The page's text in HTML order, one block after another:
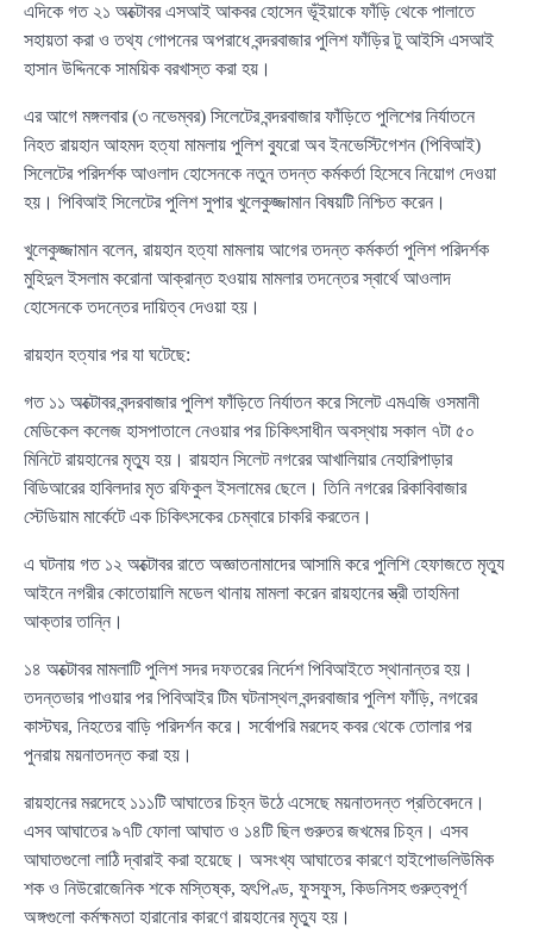
এদিকে গত ২১ অক্টোবর এসআই আকবর হোসেন ভূঁইয়াকে ফাঁড়ি থেকে পালাতে
সহায়তা করা ও তথ্য গোপনের অপরাধে বন্দরবাজার পুলিশ ফাঁড়ির টু আইসি এসআই
হাসান উদ্দিনকে সাময়িক বরখাস্ত করা হয়।
এর আগে মঙ্গলবার (৩ নভেম্বর) সিলেটের বন্দরবাজার ফাঁড়িতে পুলিশের নির্যাতনে
নিহত রায়হান আহমদ হত্যা মামলায় পুলিশ ব্যুরো অব ইনভেস্টিগেশন (পিবিআই)
সিলেটের পরিদর্শক আওলাদ হোসেনকে নতুন তদন্ত কর্মকর্তা হিসেবে নিয়োগ দেওয়া
হয়। পিবিআই সিলেটের পুলিশ সুপার খুলেকুজ্জামান বিষয়টি নিশ্চিত করেন।
খুলেকুজ্জামান বলেন, রায়হান হত্যা মামলায় আগের তদন্ত কর্মকর্তা পুলিশ পরিদর্শক
মুহিদুল ইসলাম করোনা আক্রান্ত হওয়ায় মামলার তদন্তের স্বার্থে আওলাদ
হোসেনকে তদন্তের দায়িত্ব দেওয়া হয়।
রায়হান হত্যার পর যা ঘটেছে:
গত ১১ অক্টোবর বন্দরবাজার পুলিশ ফাঁড়িতে নির্যাতন করে সিলেট এমএজি ওসমানী
মেডিকেল কলেজ হাসপাতালে নেওয়ার পর চিকিৎসাধীন অবস্থায় সকাল ৭টা ৫০
মিনিটে রায়হানের মৃত্যু হয়। রায়হান সিলেট নগরের আখালিয়ার নেহারিপাড়ার
বিডিআরের হাবিলদার মৃত রফিকুল ইসলামের ছেলে। তিনি নগরের রিকাবিবাজার
স্টেডিয়াম মার্কেটে এক চিকিৎসকের চেম্বারে চাকরি করতেন।
এ ঘটনায় গত ১২ অক্টোবর রাতে অজ্ঞাতনামাদের আসামি করে পুলিশি হেফাজতে মৃত্যু
আইনে নগরীর কোতোয়ালি মডেল থানায় মামলা করেন রায়হানের স্ত্রী তাহমিনা
আক্তার তান্নি।
১৪ অক্টোবর মামলাটি পুলিশ সদর দফতরের নির্দেশ পিবিআইতে স্থানান্তর হয়।
তদন্তভার পাওয়ার পর পিবিআইর টিম ঘটনাস্থল বন্দরবাজার পুলিশ ফাঁড়ি, নগরের
কাস্টঘর, নিহতের বাড়ি পরিদর্শন করে। সর্বোপরি মরদেহ কবর থেকে তোলার পর
পুনরায় ময়নাতদন্ত করা হয়।
রায়হানের মরদেহে ১১১টি আঘাতের চিহ্ন উঠে এসেছে ময়নাতদন্ত প্রতিবেদনে।
এসব আঘাতের ৯৭টি ফোলা আঘাত ও ১৪টি ছিল গুরুতর জখমের চিহ্ন। এসব
আঘাতগুলো লাঠি দ্বারাই করা হয়েছে। অসংখ্য আঘাতের কারণে হাইপোভলিউমিক
শক ও নিউরোজেনিক শকে মস্তিষ্ক, হৃৎপিণ্ড, ফুসফুস, কিডনিসহ গুরুত্বপূর্ণ
অঙ্গগুলো কর্মক্ষমতা হারানোর কারণে রায়হানের মৃত্যু হয়।